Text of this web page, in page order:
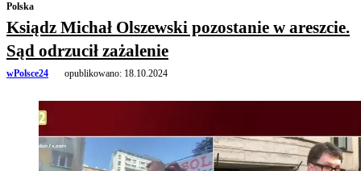
Polska
Ksiądz Michał Olszewski pozostanie w areszcie.
Sąd odrzucił zażalenie
wPolsce24 opublikowano: 18.10.2024